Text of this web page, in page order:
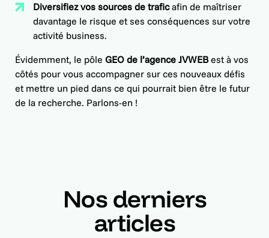
Diversifiez vos sources de traficafin de maîtriser
davantage le risque et ses conséquences sur votre
activité business.
Évidemment, le pôleGEO de l’agence JVWEBest à vos
côtés pour vous accompagner sur ces nouveaux défis
et mettre un pied dans ce qui pourrait bien être le futur
de la recherche. Parlons-en !
Nos derniers
articles